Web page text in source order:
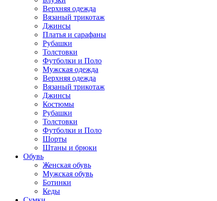
Верхняя одежда
Вязаный трикотаж
Джинсы
Платья и сарафаны
Рубашки
Толстовки
Футболки и Поло
Мужская одежда
Верхняя одежда
Вязаный трикотаж
Джинсы
Костюмы
Рубашки
Толстовки
Футболки и Поло
Шорты
Штаны и брюки
Обувь
Женская обувь
Мужская обувь
Ботинки
Кеды